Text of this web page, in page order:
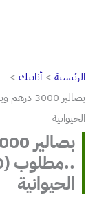
الرئيسية
أنابيك
الحيوانية
الحيوانية